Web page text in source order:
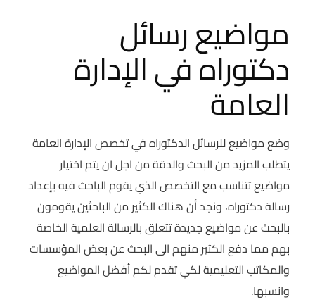
مواضيع رسائل
دكتوراه في الإدارة
العامة
وضع مواضيع للرسائل الدكتوراه في تخصص الإدارة العامة
يتطلب المزيد من البحث والدقة من اجل ان يتم اختيار
مواضيع تتناسب مع التخصص الذي يقوم الباحث فيه بإعداد
رسالة دكتوراه، ونجد أن هناك الكثير من الباحثين يقومون
بالبحث عن مواضيع جديدة تتعلق بالرسالة العلمية الخاصة
بهم مما دفع الكثير منهم الى البحث عن بعض المؤسسات
والمكاتب التعليمية لكي تقدم لكم أفضل المواضيع
وانسبها.